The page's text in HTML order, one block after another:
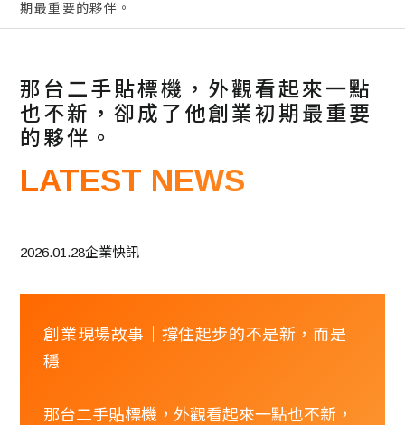
期最重要的夥伴。
那台二手貼標機，外觀看起來一點
也不新，卻成了他創業初期最重要
的夥伴。
LATEST NEWS
2026.01.28企業快訊
創業現場故事｜撐住起步的不是新，而是
穩
那台二手貼標機，外觀看起來一點也不新，